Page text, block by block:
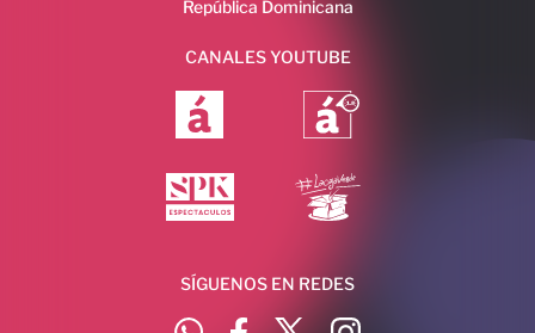
República Dominicana
CANALES YOUTUBE
SÍGUENOS EN REDES